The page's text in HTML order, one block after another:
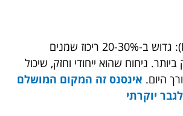
– בושם (Parfum): גדוש ב-20-30% ריכוז שמנים
ניחוח שהוא ייחודי וחזק, שיכול
היום. אינסנס זה המקום המושלם
יוקרתי